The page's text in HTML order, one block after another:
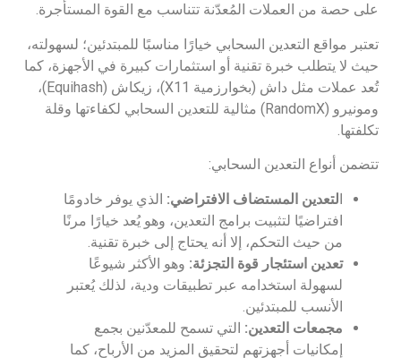
على حصة من العملات المُعدّنة تتناسب مع القوة المستأجرة.
تعتبر مواقع التعدين السحابي خيارًا مناسبًا للمبتدئين؛ لسهولته،
حيث لا يتطلب خبرة تقنية أو استثمارات كبيرة في الأجهزة، كما
تُعد عملات مثل داش (بخوارزمية X11)، زيكاش (Equihash)،
ومونيرو (RandomX) مثالية للتعدين السحابي لكفاءتها وقلة
تكلفتها.
تتضمن أنواع التعدين السحابي:
التعدين المستضاف الافتراضي: الذي يوفر خادومًا
افتراضيًا لتثبيت برامج التعدين، وهو يُعد خيارًا مرنًا
من حيث التحكم، إلا أنه يحتاج إلى خبرة تقنية.
تعدين استئجار قوة التجزئة: وهو الأكثر شيوعًا
لسهولة استخدامه عبر تطبيقات ودية، لذلك يُعتبر
الأنسب للمبتدئين.
مجمعات التعدين: التي تسمح للمعدّنين بجمع
إمكانيات أجهزتهم لتحقيق المزيد من الأرباح، كما